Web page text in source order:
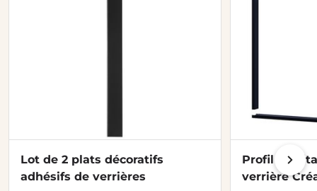
Lot de 2 plats décoratifs
adhésifs de verrières
Profil
verrière